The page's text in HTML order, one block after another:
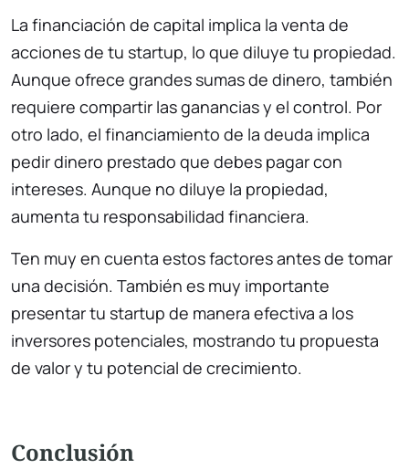
La financiación de capital implica la venta de
acciones de tu startup, lo que diluye tu propiedad.
Aunque ofrece grandes sumas de dinero, también
requiere compartir las ganancias y el control. Por
otro lado, el financiamiento de la deuda implica
pedir dinero prestado que debes pagar con
intereses. Aunque no diluye la propiedad,
aumenta tu responsabilidad financiera.
Ten muy en cuenta estos factores antes de tomar
una decisión. También es muy importante
presentar tu startup de manera efectiva a los
inversores potenciales, mostrando tu propuesta
de valor y tu potencial de crecimiento.
Conclusión